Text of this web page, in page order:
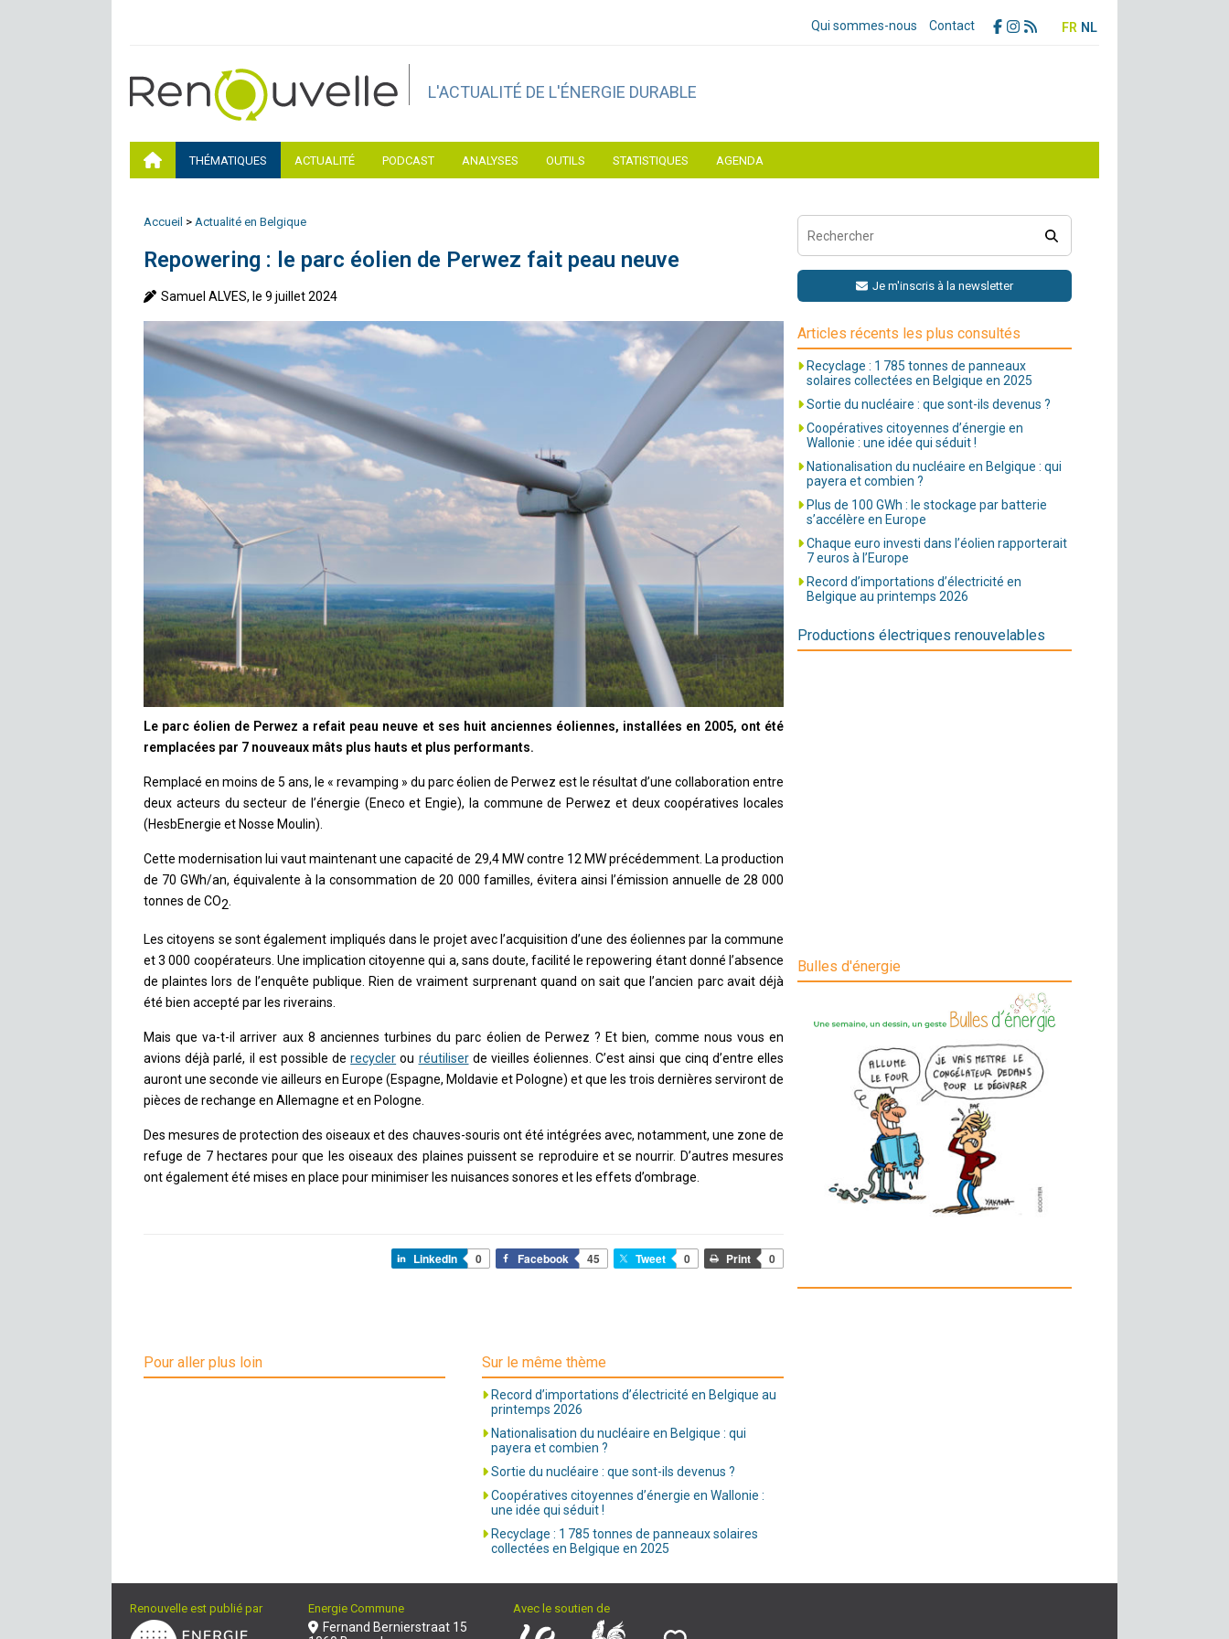
Qui sommes-nous Contact FR NL
L'ACTUALITÉ DE L'ÉNERGIE DURABLE
THÉMATIQUES ACTUALITÉ PODCAST ANALYSES OUTILS STATISTIQUES AGENDA
Accueil > Actualité en Belgique
Repowering : le parc éolien de Perwez fait peau neuve
Samuel ALVES, le 9 juillet 2024
Le parc éolien de Perwez a refait peau neuve et ses huit anciennes éoliennes, installées en 2005, ont été
remplacées par 7 nouveaux mâts plus hauts et plus performants.
Remplacé en moins de 5 ans, le « revamping » du parc éolien de Perwez est le résultat d’une collaboration entre
deux acteurs du secteur de l’énergie (Eneco et Engie), la commune de Perwez et deux coopératives locales
(HesbEnergie et Nosse Moulin).
Cette modernisation lui vaut maintenant une capacité de 29,4 MW contre 12 MW précédemment. La production
de 70 GWh/an, équivalente à la consommation de 20 000 familles, évitera ainsi l’émission annuelle de 28 000
tonnes de CO2.
Les citoyens se sont également impliqués dans le projet avec l’acquisition d’une des éoliennes par la commune
et 3 000 coopérateurs. Une implication citoyenne qui a, sans doute, facilité le repowering étant donné l’absence
de plaintes lors de l’enquête publique. Rien de vraiment surprenant quand on sait que l’ancien parc avait déjà
été bien accepté par les riverains.
Mais que va-t-il arriver aux 8 anciennes turbines du parc éolien de Perwez ? Et bien, comme nous vous en
avions déjà parlé, il est possible derecycler ou réutiliserde vieilles éoliennes. C’est ainsi que cinq d’entre elles
auront une seconde vie ailleurs en Europe (Espagne, Moldavie et Pologne) et que les trois dernières serviront de
pièces de rechange en Allemagne et en Pologne.
Des mesures de protection des oiseaux et des chauves-souris ont été intégrées avec, notamment, une zone de
refuge de 7 hectares pour que les oiseaux des plaines puissent se reproduire et se nourrir. D’autres mesures
ont également été mises en place pour minimiser les nuisances sonores et les effets d’ombrage.
LinkedIn 0 Facebook 45 Tweet 0 Print 0
Pour aller plus loin Sur le même thème
Record d’importations d’électricité en Belgique au
printemps 2026
Nationalisation du nucléaire en Belgique : qui
payera et combien ?
Sortie du nucléaire : que sont-ils devenus ?
Coopératives citoyennes d’énergie en Wallonie :
une idée qui séduit !
Recyclage : 1 785 tonnes de panneaux solaires
collectées en Belgique en 2025
Je m'inscris à la newsletter
Articles récents les plus consultés
Recyclage : 1 785 tonnes de panneaux
solaires collectées en Belgique en 2025
Sortie du nucléaire : que sont-ils devenus ?
Coopératives citoyennes d’énergie en
Wallonie : une idée qui séduit !
Nationalisation du nucléaire en Belgique : qui
payera et combien ?
Plus de 100 GWh : le stockage par batterie
s’accélère en Europe
Chaque euro investi dans l’éolien rapporterait
7 euros à l’Europe
Record d’importations d’électricité en
Belgique au printemps 2026
Productions électriques renouvelables
Bulles d'énergie
Renouvelle est publié par Energie Commune
Fernand Bernierstraat 15
Avec le soutien de